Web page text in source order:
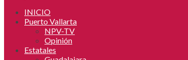
INICIO
Puerto Vallarta
NPV-TV
Opinión
Estatales